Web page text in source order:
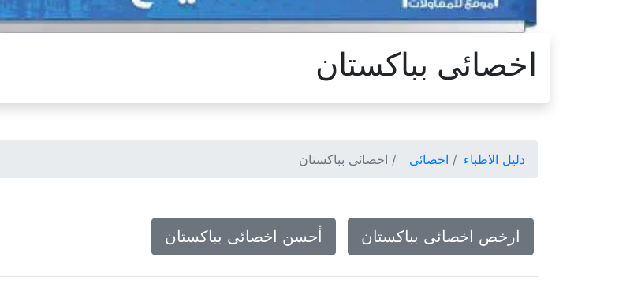
اخصائى بباكستان
دليل الاطباء اخصائى اخصائى بباكستان
ارخص اخصائى بباكستان أحسن اخصائى بباكستان